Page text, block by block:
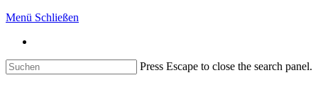
Menü Schließen
Press Escape to close the search panel.